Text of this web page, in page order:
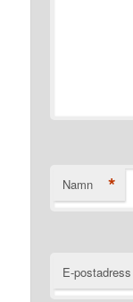
Namn *
E-postadress